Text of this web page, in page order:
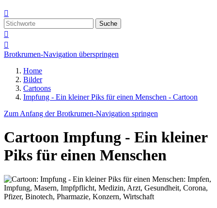

Suche


Brotkrumen-Navigation überspringen
Home
Bilder
Cartoons
Impfung - Ein kleiner Piks für einen Menschen - Cartoon
Zum Anfang der Brotkrumen-Navigation springen
Cartoon Impfung - Ein kleiner
Piks für einen Menschen